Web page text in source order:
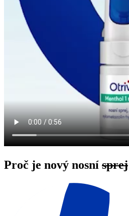
Proč je nový nosní sprej